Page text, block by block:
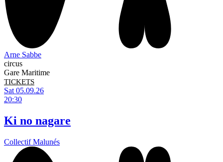
Arne Sabbe
circus
Gare Maritime
TICKETS
Sat 05.09.26
20:30
Ki no nagare
Collectif Malunés